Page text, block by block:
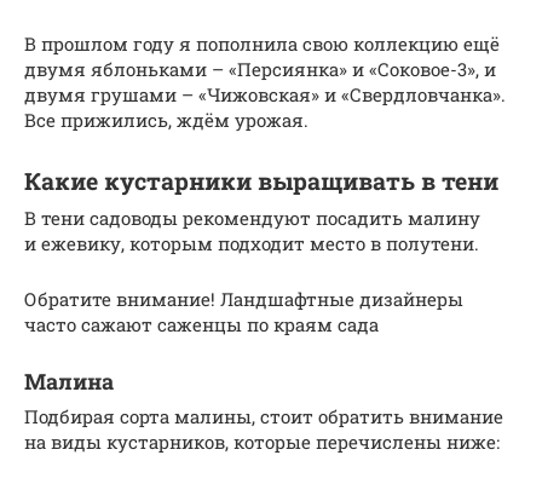
В прошлом году я пополнила свою коллекцию ещё
двумя яблоньками – «Персиянка» и «Соковое-3», и
двумя грушами – «Чижовская» и «Свердловчанка».
Все прижились, ждём урожая.
Какие кустарники выращивать в тени
В тени садоводы рекомендуют посадить малину
и ежевику, которым подходит место в полутени.
Обратите внимание! Ландшафтные дизайнеры
часто сажают саженцы по краям сада
Малина
Подбирая сорта малины, стоит обратить внимание
на виды кустарников, которые перечислены ниже: